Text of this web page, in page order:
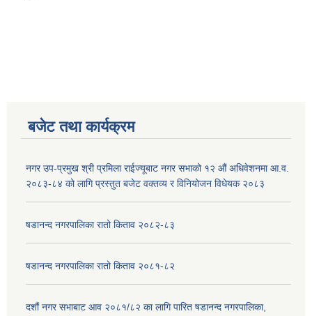
बजेट तथा कार्यक्रम
नगर उप-प्रमुख श्री प्रमिला राईज्यूबाट नगर सभाको १२ ‍औं अधिवेशनमा आ.व.
२०८३-८४ को लागि प्रस्तुत बजेट वक्तव्य र विनियोजन विधेयक २०८३
षडानन्द नगरपालिका रातो किताव २०८२-८३
षडानन्द नगरपालिका रातो किताव २०८१-८२
दशौं नगर सभाबाट आव २०८१/८२ का लागि पारित षडानन्द नगरपालिका,